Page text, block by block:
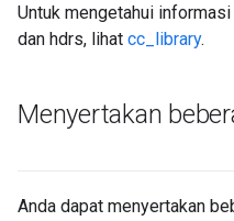
Untuk mengetahui
dan hdrs, lihat cc_library.
Menyertakan
Anda dapat menyertakan